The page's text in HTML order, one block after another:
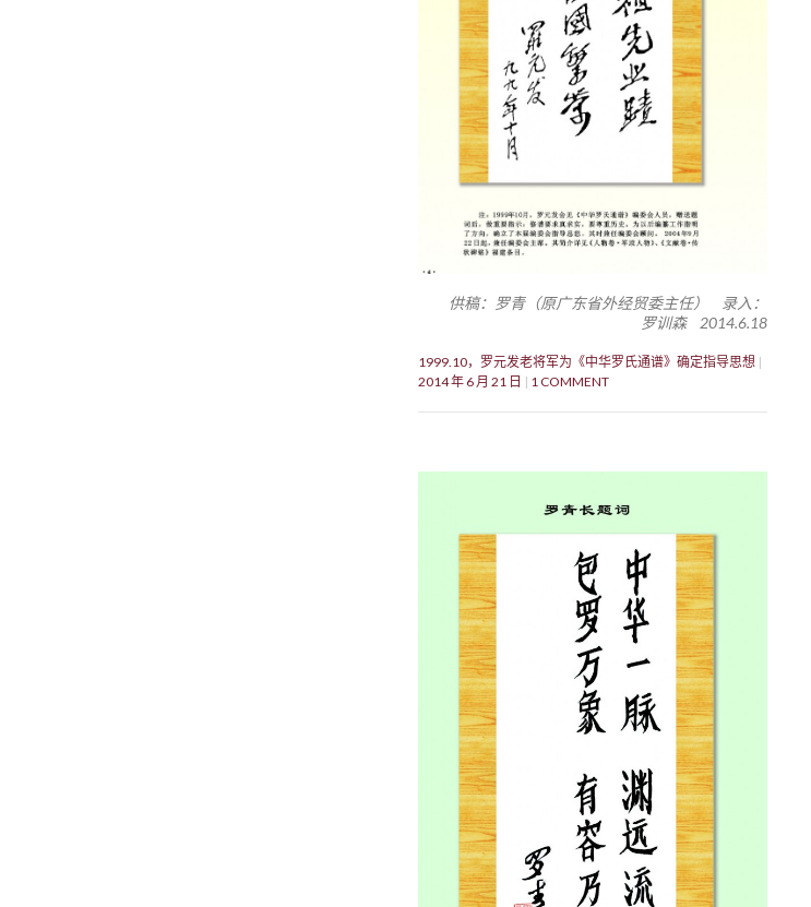
供稿：罗青（原广东省外经贸委主任） 录入：
罗训森 2014.6.18
1999.10，罗元发老将军为《中华罗氏通谱》确定指导思想
2014 年 6 月 21 日
1 COMMENT